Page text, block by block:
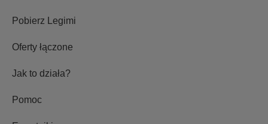
Pobierz Legimi
Oferty łączone
Jak to działa?
Pomoc